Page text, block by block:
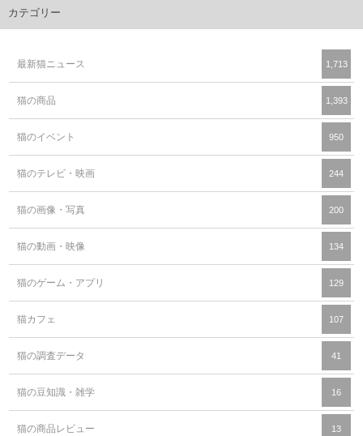
カテゴリー
最新猫ニュース 1,713
猫の商品 1,393
猫のイベント 950
猫のテレビ・映画 244
猫の画像・写真 200
猫の動画・映像 134
猫のゲーム・アプリ 129
猫カフェ 107
猫の調査データ 41
猫の豆知識・雑学 16
猫の商品レビュー 13